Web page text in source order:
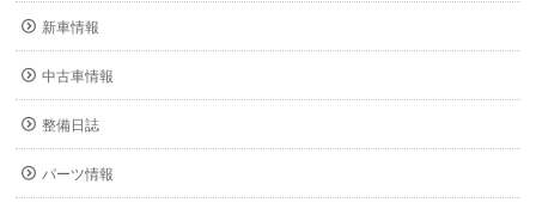
新車情報
中古車情報
整備日誌
パーツ情報